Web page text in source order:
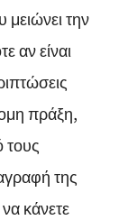
μειώνει την
αν είναι
πράξη,
τους
της
κάνετε